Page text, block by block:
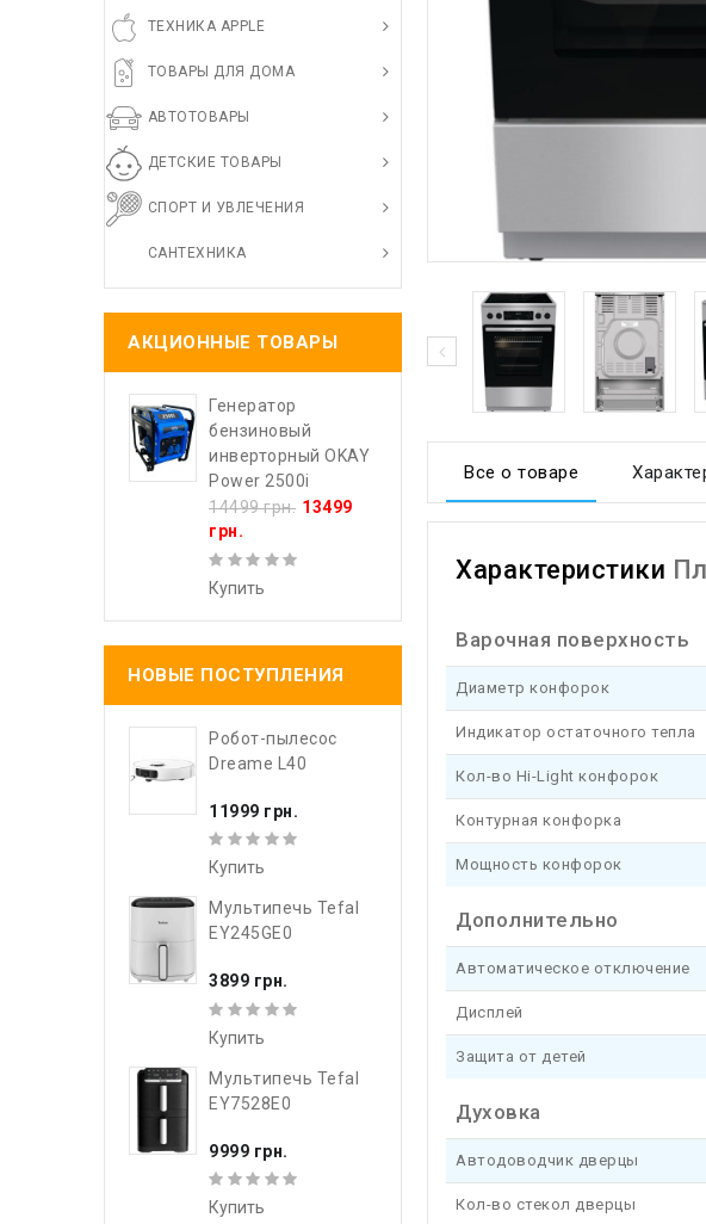
ТЕХНИКА APPLE
ТОВАРЫ ДЛЯ ДОМА
АВТОТОВАРЫ
ДЕТСКИЕ ТОВАРЫ
СПОРТ И УВЛЕЧЕНИЯ
САНТЕХНИКА
АКЦИОННЫЕ ТОВАРЫ
Генератор
бензиновый
инверторный OKAY
Power 2500i
14499 грн. 13499
грн.
Купить
НОВЫЕ ПОСТУПЛЕНИЯ
Робот-пылесос
Dreame L40
11999 грн.
Купить
Мультипечь Tefal
EY245GE0
3899 грн.
Купить
Мультипечь Tefal
EY7528E0
9999 грн.
Купить
Все о товаре
Характеристики
Варочная поверхность
Диаметр конфорок
Индикатор остаточного тепла
Кол-во Hi-Light конфорок
Контурная конфорка
Мощность конфорок
Дополнительно
Автоматическое отключение
Дисплей
Защита от детей
Духовка
Автодоводчик дверцы
Кол-во стекол дверцы